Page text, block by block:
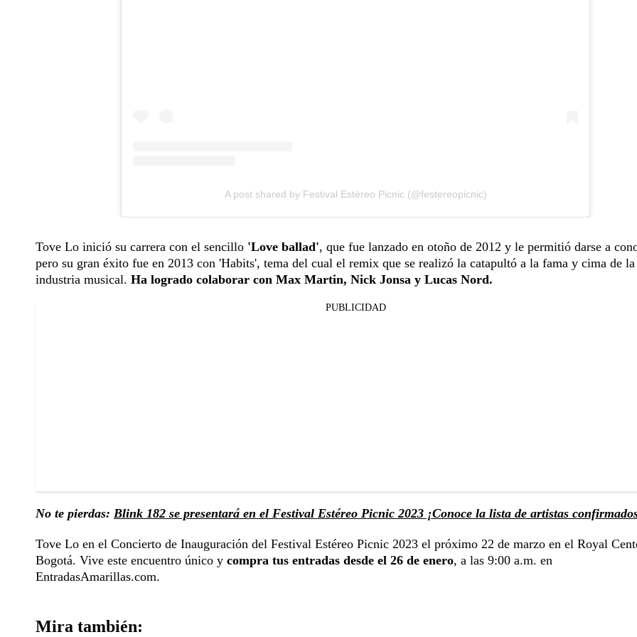
A post shared by Festival Estéreo Picnic (@festereopicnic)
Tove Lo inició su carrera con el sencillo 'Love ballad', que fue lanzado en otoño de 2012 y le permitió darse a
pero su gran éxito fue en 2013 con 'Habits', tema del cual el remix que se realizó la catapultó a la fama y cima de la
industria musical. Ha logrado colaborar con Max Martin, Nick Jonsa y Lucas Nord.
PUBLICIDAD
No te pierdas: Blink 182 se presentará en el Festival Estéreo Picnic 2023 ¡Conoce la lista de artistas
Tove Lo en el Concierto de Inauguración del Festival Estéreo Picnic 2023 el próximo 22 de marzo en el Royal
Bogotá. Vive este encuentro único y compra tus entradas desde el 26 de enero, a las 9:00 a.m. en
EntradasAmarillas.com.
Mira también: